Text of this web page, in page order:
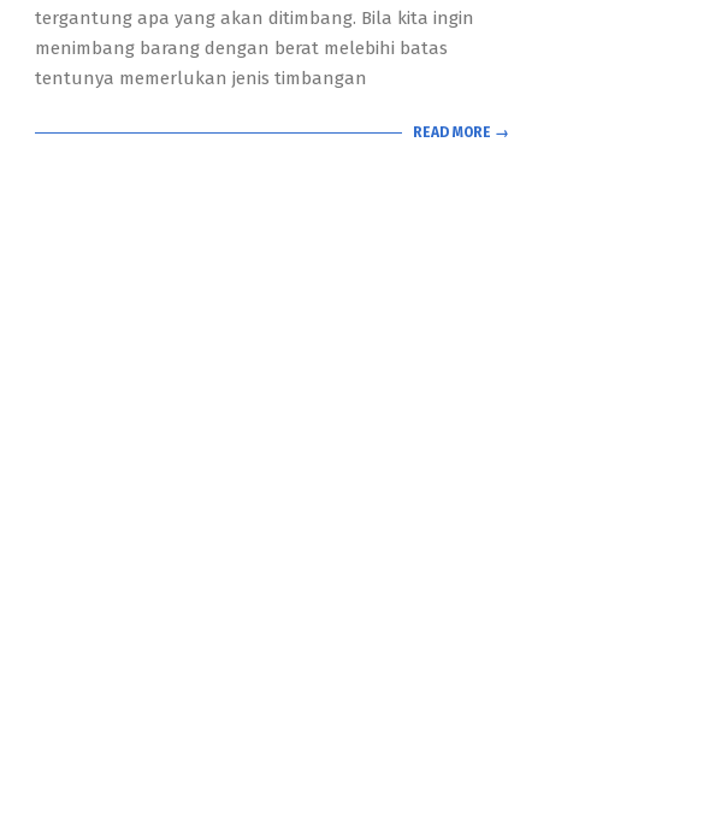
tergantung apa yang akan ditimbang. Bila kita ingin
menimbang barang dengan berat melebihi batas
tentunya memerlukan jenis timbangan
READ MORE →